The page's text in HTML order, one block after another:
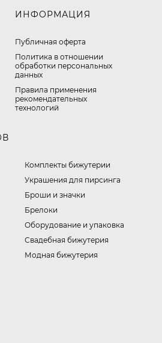
ИНФОРМАЦИЯ
Публичная оферта
​Политика в отношении
обработки персональных
данных
Правила применения
рекомендательных
технологий
Комплекты бижутерии
Украшения для пирсинга
Броши и значки
Брелоки
Оборудование и упаковка
Свадебная бижутерия
Модная бижутерия